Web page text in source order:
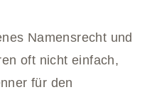
Namensrecht und
oft nicht einfach,
für den